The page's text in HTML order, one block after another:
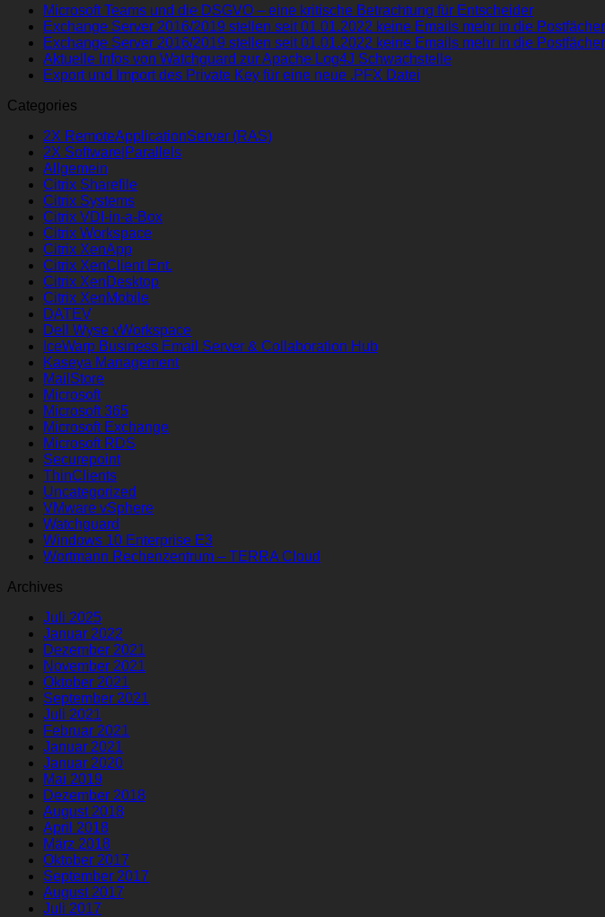
Microsoft Teams und die DSGVO – eine kritische Betrachtung für Entscheider
Exchange Server 2016/2019 stellen seit 01.01.2022 keine Emails mehr in die
Exchange Server 2016/2019 stellen seit 01.01.2022 keine Emails mehr in die
Aktuelle Infos von Watchguard zur Apache Log4J Schwachstelle
Export und Import des Private Key für eine neue .PFX Datei
Categories
2X RemoteApplicationServer (RAS)
2X Software|Parallels
Allgemein
Citrix Sharefile
Citrix Systems
Citrix VDI-in-a-Box
Citrix Workspace
Citrix XenApp
Citrix XenClient Ent.
Citrix XenDesktop
Citrix XenMobile
DATEV
Dell Wyse vWorkspace
IceWarp Business Email Server & Collaboration Hub
Kaseya Management
MailStore
Microsoft
Microsoft 365
Microsoft Exchange
Microsoft RDS
Securepoint
ThinClients
Uncategorized
VMware vSphere
Watchguard
Windows 10 Enterprise E3
Wortmann Rechenzentrum – TERRA Cloud
Archives
Juli 2025
Januar 2022
Dezember 2021
November 2021
Oktober 2021
September 2021
Juli 2021
Februar 2021
Januar 2021
Januar 2020
Mai 2019
Dezember 2018
August 2018
April 2018
März 2018
Oktober 2017
September 2017
August 2017
Juli 2017